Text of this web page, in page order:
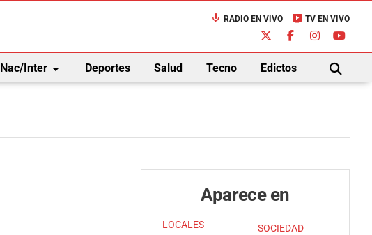
mic RADIO EN VIVO live_tv TV EN VIVO
Nac/Interarrow_drop_down Deportes Salud Tecno Edictos
BUSCAR
Aparece en
LOCALES
SOCIEDAD